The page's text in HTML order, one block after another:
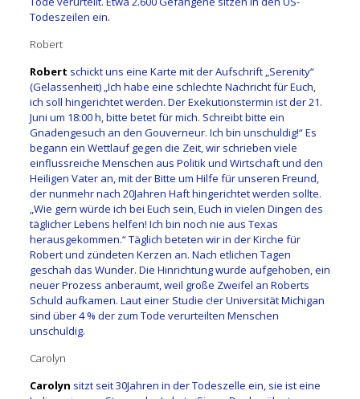
Todeszeilen ein.
Robert
Robert schickt uns eine Karte mit der Aufschrift „Serenity“
(Gelassenheit) „Ich habe eine schlechte Nachricht für Euch,
ich soll hingerichtet werden. Der Exekutionstermin ist der 21.
Juni um 18:00 h, bitte betet für mich. Schreibt bitte ein
Gnadengesuch an den Gouverneur. Ich bin unschuldig!“ Es
begann ein Wettlauf gegen die Zeit, wir schrieben viele
einflussreiche Menschen aus Politik und Wirtschaft und den
Heiligen Vater an, mit der Bitte um Hilfe für unseren Freund,
der nunmehr nach 20Jahren Haft hingerichtet werden sollte.
„Wie gern würde ich bei Euch sein, Euch in vielen Dingen des
täglicher Lebens helfen! Ich bin noch nie aus Texas
herausgekommen.“ Täglich beteten wir in der Kirche für
Robert und zündeten Kerzen an. Nach etlichen Tagen
geschah das Wunder. Die Hinrichtung wurde aufgehoben, ein
neuer Prozess anberaumt, weil große Zweifel an Roberts
Schuld aufkamen. Laut einer Studie c!er Universität Michigan
sind über 4 % der zum Tode verurteilten Menschen
unschuldig.
Carolyn
Carolyn sitzt seit 30Jahren in der Todeszelle ein, sie ist eine